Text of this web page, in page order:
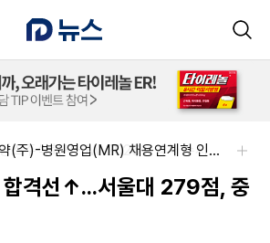
제이더블유홀딩스주식회사-JW 2026년 4차 수시채용
한국오츠카제약(주)-병원영업(MR) 채용연계형 인턴(신입사원) 모집 공고
합격선↑...서울대 279점, 중